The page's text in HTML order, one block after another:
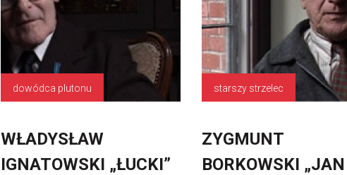
dowódca plutonu
WŁADYSŁAW
IGNATOWSKI „ŁUCKI”
starszy strzelec
ZYGMUNT
BORKOWSKI „JAN